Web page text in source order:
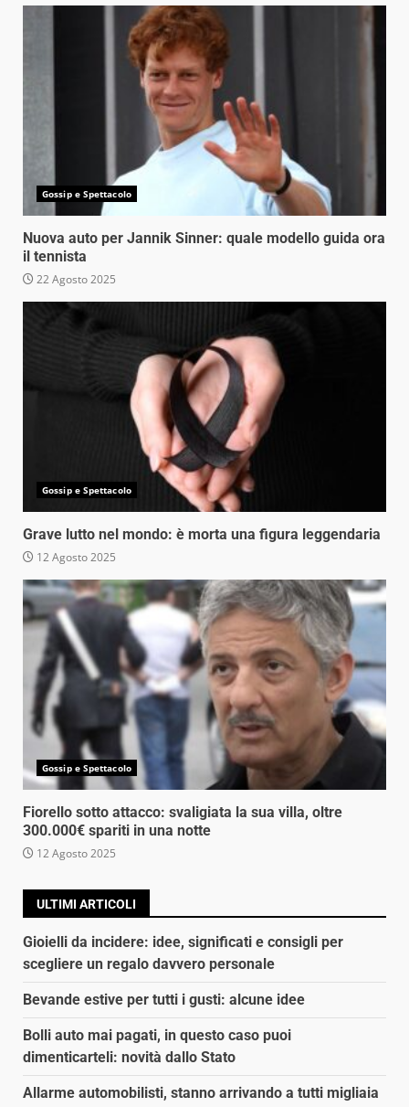
Gossip e Spettacolo
Nuova auto per Jannik Sinner: quale modello guida ora
il tennista
22 Agosto 2025
Gossip e Spettacolo
Grave lutto nel mondo: è morta una figura leggendaria
12 Agosto 2025
Gossip e Spettacolo
Fiorello sotto attacco: svaligiata la sua villa, oltre
300.000€ spariti in una notte
12 Agosto 2025
ULTIMI ARTICOLI
Gioielli da incidere: idee, significati e consigli per
scegliere un regalo davvero personale
Bevande estive per tutti i gusti: alcune idee
Bolli auto mai pagati, in questo caso puoi
dimenticarteli: novità dallo Stato
Allarme automobilisti, stanno arrivando a tutti migliaia